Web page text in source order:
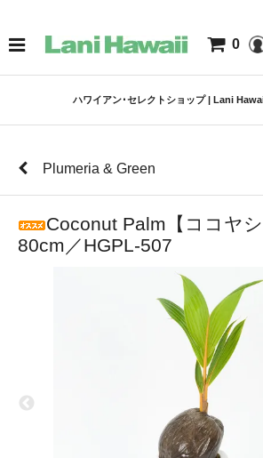
0
ハワイアン･セレクトショップ | Lani
Plumeria & Green
Coconut Palm【ココヤ
80cm／HGPL-507